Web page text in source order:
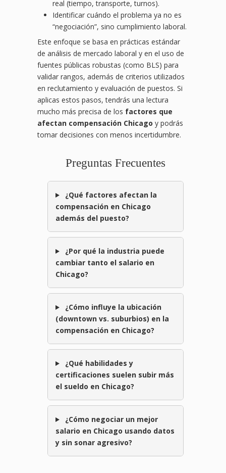
real (tiempo, transporte, turnos).
Identificar cuándo el problema ya no es
“negociación”, sino cumplimiento laboral.
Este enfoque se basa en prácticas estándar
de análisis de mercado laboral y en el uso de
fuentes públicas robustas (como BLS) para
validar rangos, además de criterios utilizados
en reclutamiento y evaluación de puestos. Si
aplicas estos pasos, tendrás una lectura
mucho más precisa de los factores que
afectan compensación Chicago y podrás
tomar decisiones con menos incertidumbre.
Preguntas Frecuentes
¿Qué factores afectan la
compensación en Chicago
además del puesto?
¿Por qué la industria puede
cambiar tanto el salario en
Chicago?
¿Cómo influye la ubicación
(downtown vs. suburbios) en la
compensación en Chicago?
¿Qué habilidades y
certificaciones suelen subir más
el sueldo en Chicago?
¿Cómo negociar un mejor
salario en Chicago usando datos
y sin sonar agresivo?